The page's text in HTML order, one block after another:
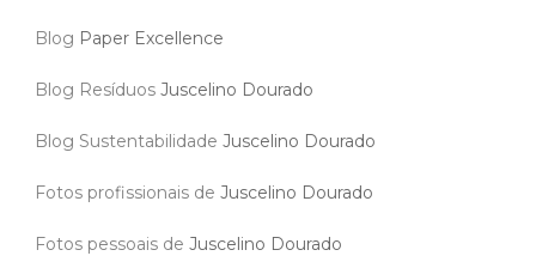
Blog Paper Excellence
Blog Resíduos Juscelino Dourado
Blog Sustentabilidade Juscelino Dourado
Fotos profissionais de Juscelino Dourado
Fotos pessoais de Juscelino Dourado